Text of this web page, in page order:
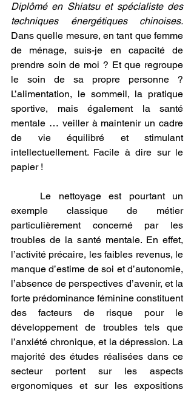
Diplômé en Shiatsu et spécialiste des
Dans quelle mesure, en tant que femme
de ménage, suis-je en capacité de
prendre soin de moi ? Et que regroupe
le soin de sa propre personne ?
L’alimentation, le sommeil, la pratique
sportive, mais également la santé
mentale … veiller à maintenir un cadre
de vie équilibré et stimulant
intellectuellement. Facile à dire sur le
papier !
exemple classique de métier
particulièrement concerné par les
troubles de la santé mentale. En effet,
l’activité précaire, les faibles revenus, le
manque d’estime de soi et d’autonomie,
l’absence de perspectives d’avenir, et la
forte prédominance féminine constituent
des facteurs de risque pour le
développement de troubles tels que
l’anxiété chronique, et la dépression. La
majorité des études réalisées dans ce
secteur portent sur les aspects
ergonomiques et sur les expositions